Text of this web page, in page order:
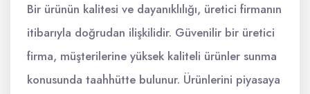
Bir ürünün kalitesi ve dayanıklılığı, üretici firmanın
itibarıyla doğrudan ilişkilidir. Güvenilir bir üretici
firma, müşterilerine yüksek kaliteli ürünler sunma
konusunda taahhütte bulunur. Ürünlerini piyasaya